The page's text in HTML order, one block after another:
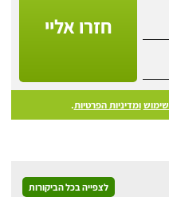
חזרו אליי
ומדיניות הפרטיות.
לצפייה בכל הביקורות